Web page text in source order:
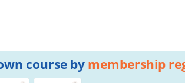
course by membership